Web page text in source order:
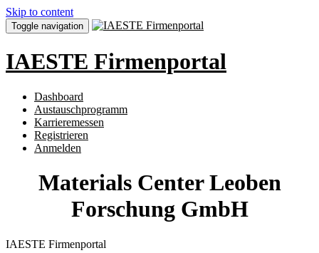
Skip to content
Toggle navigation
IAESTE Firmenportal
Dashboard
Austauschprogramm
Karrieremessen
Registrieren
Anmelden
Materials Center Leoben
Forschung GmbH
IAESTE Firmenportal